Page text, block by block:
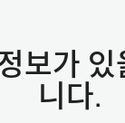
보가 있
니다.